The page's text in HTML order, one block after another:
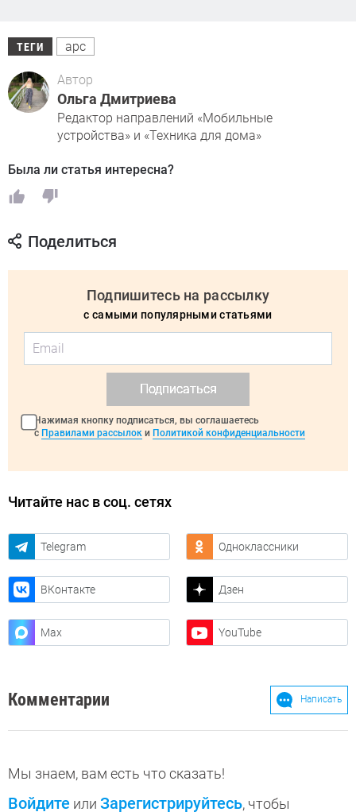
ТЕГИ apc
Автор
Ольга Дмитриева
Редактор направлений «Мобильные
устройства» и «Техника для дома»
Была ли статья интересна?
Поделиться
Подпишитесь на рассылку
с самыми популярными статьями
Подписаться
Нажимая кнопку подписаться, вы соглашаетесь
с Правилами рассылок и Политикой конфиденциальности
Читайте нас в соц. сетях
Telegram Одноклассники
ВКонтакте Дзен
Max YouTube
Комментарии Написать
Мы знаем, вам есть что сказать!
Войдите или Зарегистрируйтесь, чтобы